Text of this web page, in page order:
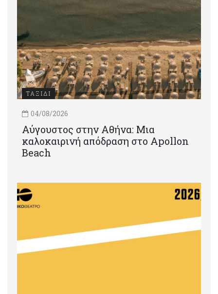
ΤΑΞΙΔΙ
04/08/2026
Αύγουστος στην Αθήνα: Μια
καλοκαιρινή απόδραση στο Apollon
Beach